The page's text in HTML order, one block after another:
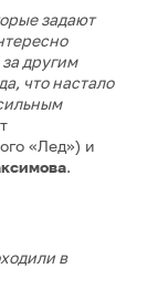
задают
другим
что настало
«Лед») и
.
в